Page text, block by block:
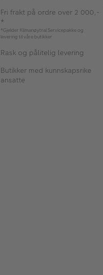
Fri frakt på ordre over 2 000,-
*
*Gjelder Klimanøytral Servicepakke og
levering til våre butikker
Rask og pålitelig levering
Butikker med kunnskapsrike
ansatte